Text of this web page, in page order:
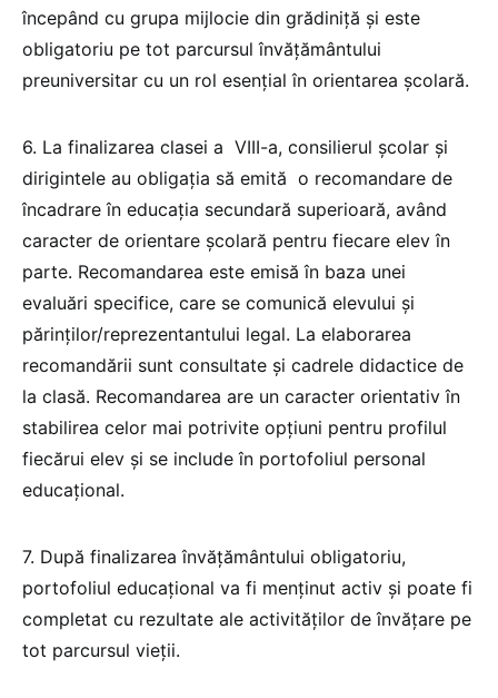
începând cu grupa mijlocie din grădiniță şi este
obligatoriu pe tot parcursul învățământului
preuniversitar cu un rol esențial în orientarea școlară.
6. La finalizarea clasei a VIII-a, consilierul școlar și
dirigintele au obligația să emită o recomandare de
încadrare în educația secundară superioară, având
caracter de orientare școlară pentru fiecare elev în
parte. Recomandarea este emisă în baza unei
evaluări specifice, care se comunică elevului și
părinților/reprezentantului legal. La elaborarea
recomandării sunt consultate și cadrele didactice de
la clasă. Recomandarea are un caracter orientativ în
stabilirea celor mai potrivite opțiuni pentru profilul
fiecărui elev și se include în portofoliul personal
educațional.
7. După finalizarea învățământului obligatoriu,
portofoliul educațional va fi menținut activ și poate fi
completat cu rezultate ale activităților de învățare pe
tot parcursul vieții.